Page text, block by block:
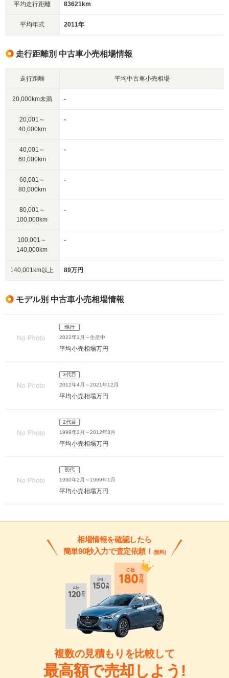
平均走行距離 83621km
平均年式 2011年
走行距離別 中古車小売相場情報
走行距離 平均中古車小売相場
20,000km未満 -
20,001～
40,000km
-
40,001～
60,000km
-
60,001～
80,000km
-
80,001～
100,000km
-
100,001～
140,000km
-
140,001km以上 89万円
モデル別 中古車小売相場情報
現行
2022年1月～生産中
平均小売相場万円
3代目
2012年4月～2021年12月
平均小売相場万円
2代目
1999年2月～2012年3月
平均小売相場万円
初代
1990年2月～1999年1月
平均小売相場万円
相場情報を確認したら
簡単90秒入力で査定依頼！ (無料)
複数の見積もりを比較して
最高額で売却しよう!